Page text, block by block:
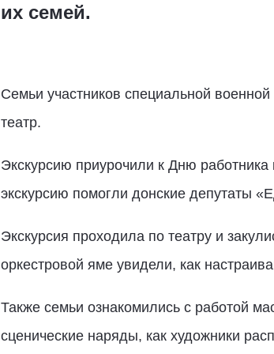
их семей.
Семьи участников специальной
театр.
Экскурсию приурочили к Дню
экскурсию помогли донские депутаты «
Экскурсия проходила по театру и
оркестровой яме увидели, как
Также семьи ознакомились с работой
сценические наряды, как художники